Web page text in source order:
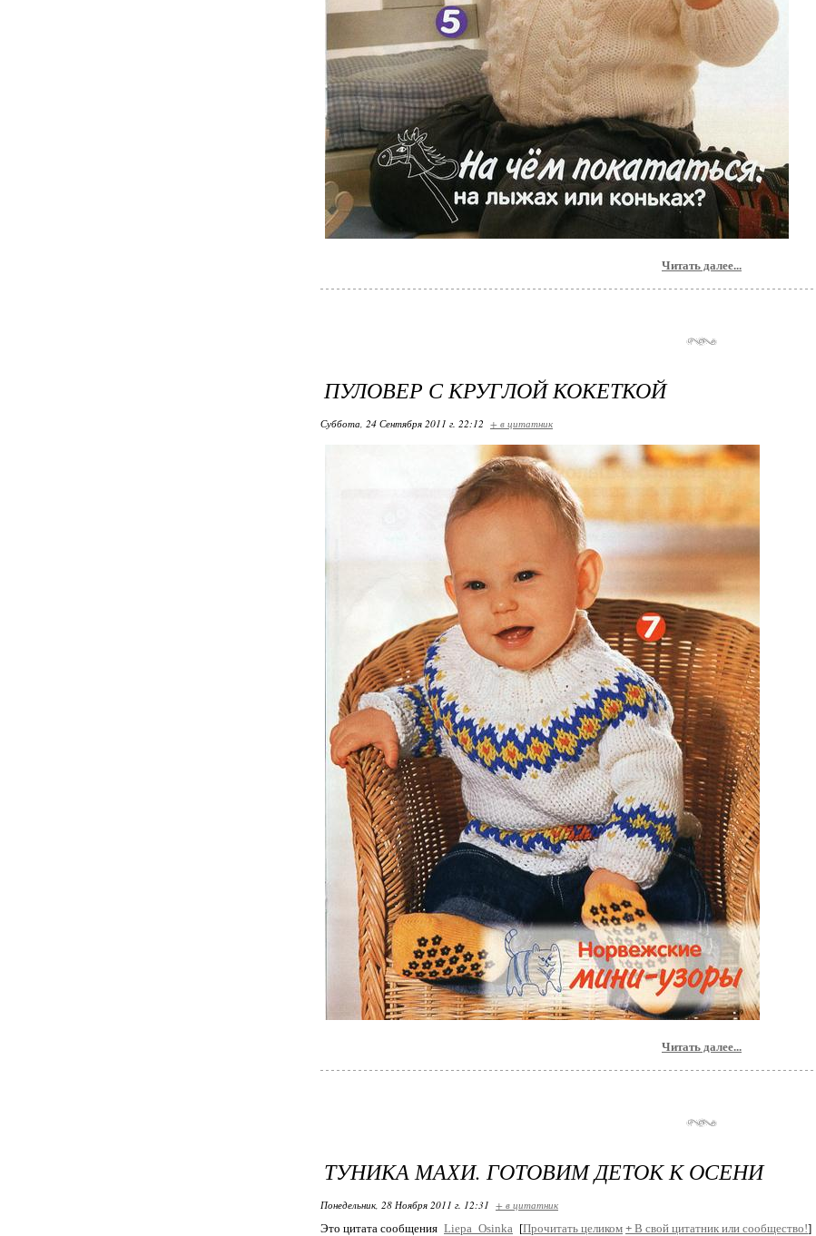
Читать далее...
ПУЛОВЕР С КРУГЛОЙ КОКЕТКОЙ
Суббота, 24 Сентября 2011 г. 22:12 + в цитатник
Читать далее...
ТУНИКА МАХИ. ГОТОВИМ ДЕТОК К ОСЕНИ
Понедельник, 28 Ноября 2011 г. 12:31 + в цитатник
Это цитата сообщения Liepa_Osinka [Прочитать целиком + В свой цитатник или сообщество!]